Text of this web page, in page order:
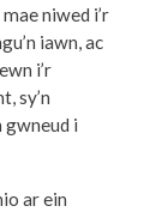
niwed i’r
iawn, ac
i’r
sy’n
i
ar ein